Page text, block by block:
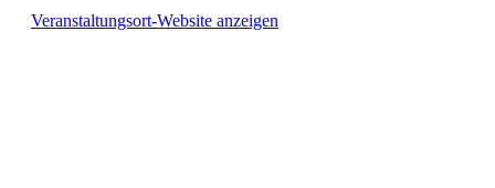
Veranstaltungsort-Website anzeigen